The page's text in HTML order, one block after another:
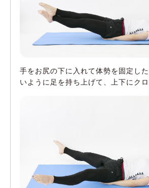
手をお尻の下に入れて体勢を固定し
いように足を持ち上げて、上下にクロ